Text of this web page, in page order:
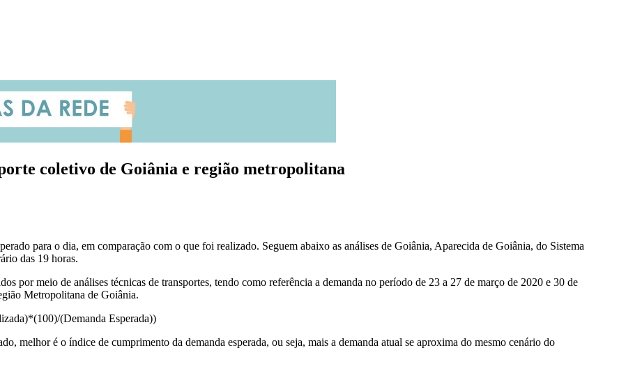
coletivo de Goiânia e região metropolitana
para o dia, em comparação com o que foi realizado. Seguem abaixo as análises de Goiânia, Aparecida de Goiânia, do Sistema
das 19 horas.
por meio de análises técnicas de transportes, tendo como referência a demanda no período de 23 a 27 de março de 2020 e 30 de
Metropolitana de Goiânia.
(Demanda Esperada))
melhor é o índice de cumprimento da demanda esperada, ou seja, mais a demanda atual se aproxima do mesmo cenário do